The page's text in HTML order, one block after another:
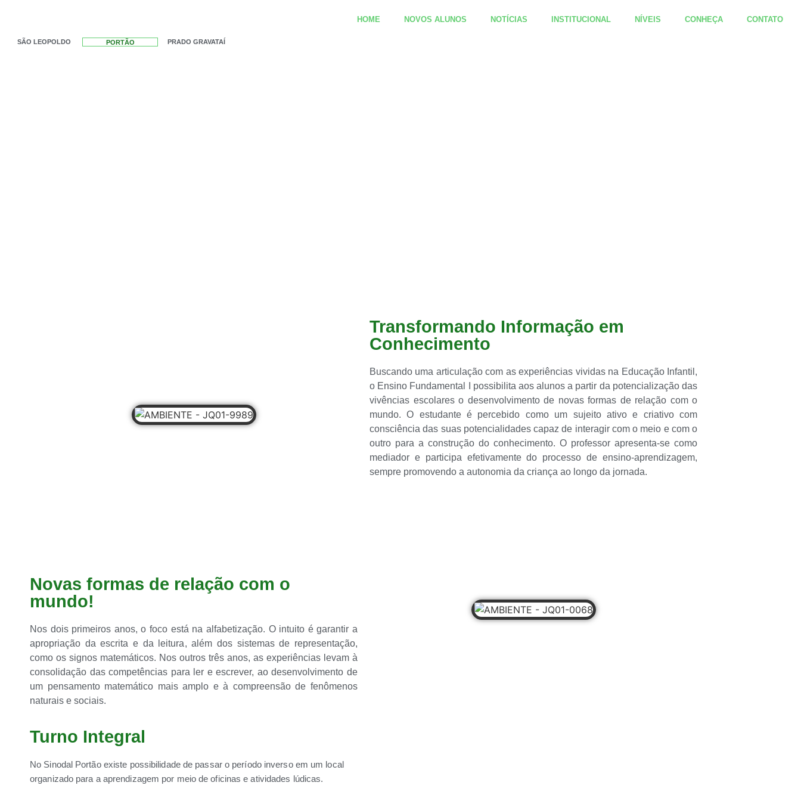
HOME NOVOS ALUNOS NOTÍCIAS INSTITUCIONAL NÍVEIS CONHEÇA CONTATO
SÃO LEOPOLDO PORTÃO PRADO GRAVATAÍ
Transformando Informação em
Conhecimento
Buscando uma articulação com as experiências vividas na Educação Infantil,
o Ensino Fundamental I possibilita aos alunos a partir da potencialização das
vivências escolares o desenvolvimento de novas formas de relação com o
mundo. O estudante é percebido como um sujeito ativo e criativo com
consciência das suas potencialidades capaz de interagir com o meio e com o
outro para a construção do conhecimento. O professor apresenta-se como
mediador e participa efetivamente do processo de ensino-aprendizagem,
sempre promovendo a autonomia da criança ao longo da jornada.
Novas formas de relação com o
mundo!
Nos dois primeiros anos, o foco está na alfabetização. O intuito é garantir a
apropriação da escrita e da leitura, além dos sistemas de representação,
como os signos matemáticos. Nos outros três anos, as experiências levam à
consolidação das competências para ler e escrever, ao desenvolvimento de
um pensamento matemático mais amplo e à compreensão de fenômenos
naturais e sociais.
Turno Integral
No Sinodal Portão existe possibilidade de passar o período inverso em um local
organizado para a aprendizagem por meio de oficinas e atividades lúdicas.